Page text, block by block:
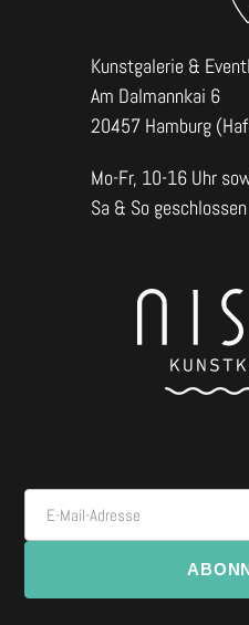
Kunstgalerie &
Am Dalmannkai 6
20457 Hamburg
Mo-Fr, 10-16 Uhr
Sa & So geschlossen
E-Mail-Adresse